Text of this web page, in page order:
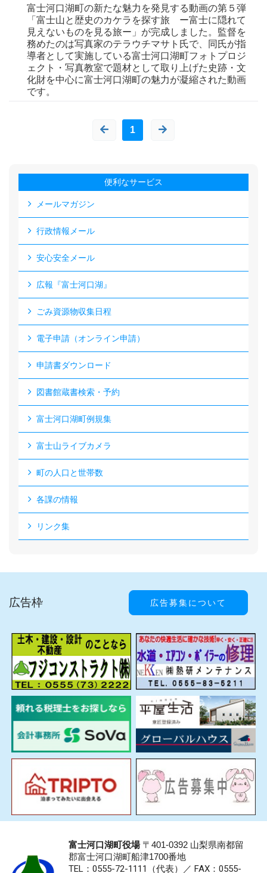
富士河口湖町の新たな魅力を発見する動画の第５弾
「富士山と歴史のカケラを探す旅 ー富士に隠れて
見えないものを見る旅ー」が完成しました。監督を
務めたのは写真家のテラウチマサト氏で、同氏が指
導者として実施している富士河口湖町フォトプロジ
ェクト・写真教室で題材として取り上げた史跡・文
化財を中心に富士河口湖町の魅力が凝縮された動画
です。
1
便利なサービス
メールマガジン
行政情報メール
安心安全メール
広報『富士河口湖』
ごみ資源物収集日程
電子申請（オンライン申請）
申請書ダウンロード
図書館蔵書検索・予約
富士河口湖町例規集
富士山ライブカメラ
町の人口と世帯数
各課の情報
リンク集
広告枠 広告募集について
富士河口湖町役場〒401-0392 山梨県南都留
郡富士河口湖町船津1700番地
TEL：0555-72-1111 （代表）／ FAX：0555-